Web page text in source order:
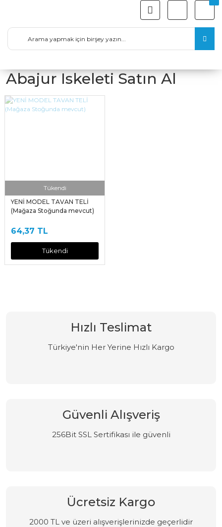
Abajur Iskeleti Satın Al
Tükendi
YENİ MODEL TAVAN TELİ
(Mağaza Stoğunda mevcut)
64,37 TL
Tükendi
Hızlı Teslimat
Türkiye'nin Her Yerine Hızlı Kargo
Güvenli Alışveriş
256Bit SSL Sertifikası ile güvenli
Ücretsiz Kargo
2000 TL ve üzeri alışverişlerinizde geçerlidir